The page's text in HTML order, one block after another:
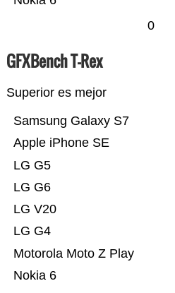
0
GFXBench T-Rex
Superior es mejor
Nokia 6
Motorola Moto Z Play
LG G4
LG V20
LG G6
LG G5
Apple iPhone SE
Samsung Galaxy S7